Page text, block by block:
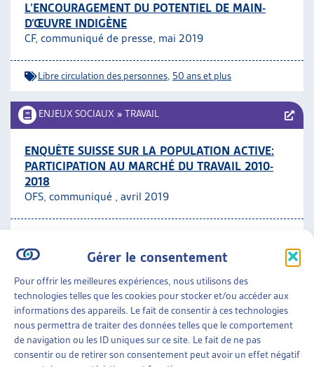
Gérer le consentement
Pour offrir les meilleures expériences, nous utilisons des
technologies telles que les cookies pour stocker et/ou accéder aux
informations des appareils. Le fait de consentir à ces technologies
nous permettra de traiter des données telles que le comportement
de navigation ou les ID uniques sur ce site. Le fait de ne pas
consentir ou de retirer son consentement peut avoir un effet négatif
L’ENCOURAGEMENT DU POTENTIEL DE MAIN-
D’ŒUVRE INDIGÈNE
CF, communiqué de presse, mai 2019
Libre circulation des personnes 50 ans et plus
ENJEUX SOCIAUX » TRAVAIL
ENQUÊTE SUISSE SUR LA POPULATION ACTIVE:
PARTICIPATION AU MARCHÉ DU TRAVAIL 2010-
2018
OFS, communiqué , avril 2019
LA POPULATION SUISSE PARTICIPE ENCORE
DAVANTAGE AU MARCHÉ DU TRAVAIL
OFS, communiqué de presse, avril 2019